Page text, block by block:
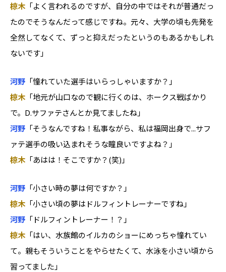
椋木 「よく言われるのですが、自分の中ではそれが普通だっ
たのでそうなんだって感じですね。元々、大学の頃も先発を
全然してなくて、ずっと抑えだったというのもあるかもしれ
ないです」
河野 「憧れていた選手はいらっしゃいますか？」
椋木 「地元が山口なので観に行くのは、ホークス戦ばかり
で。D.サファテさんとか見てましたね」
河野 「そうなんですね！私事ながら、私は福岡出身で...サフ
ァテ選手の吸い込まれそうな瞳良いですよね？」
椋木 「あはは！そこですか？(笑)」
河野 「小さい時の夢は何ですか？」
椋木 「小さい頃の夢はドルフィントレーナーですね」
河野 「ドルフィントレーナー！？」
椋木 「はい、水族館のイルカのショーにめっちゃ憧れてい
て。親もそういうことをやらせたくて、水泳を小さい頃から
習ってました」